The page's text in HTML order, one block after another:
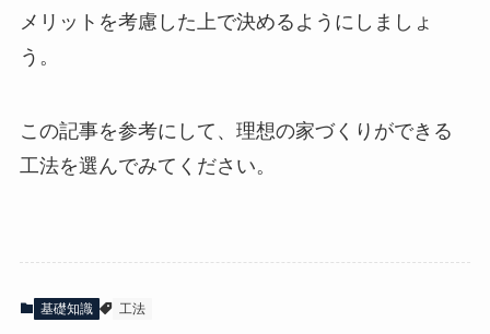
メリットを考慮した上で決めるようにしましょ
う。
この記事を参考にして、理想の家づくりができる
工法を選んでみてください。
基礎知識 工法